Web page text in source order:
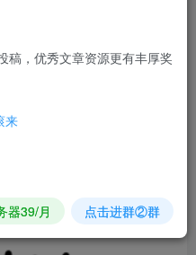
全自动解析，到期自动
创业】查看
稿，优秀文章资源更有丰厚奖
来
器39/月 点击进群②群